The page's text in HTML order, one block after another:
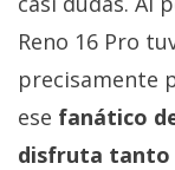
Reno 16 Pro
precisamente
ese fanático
disfruta tanto